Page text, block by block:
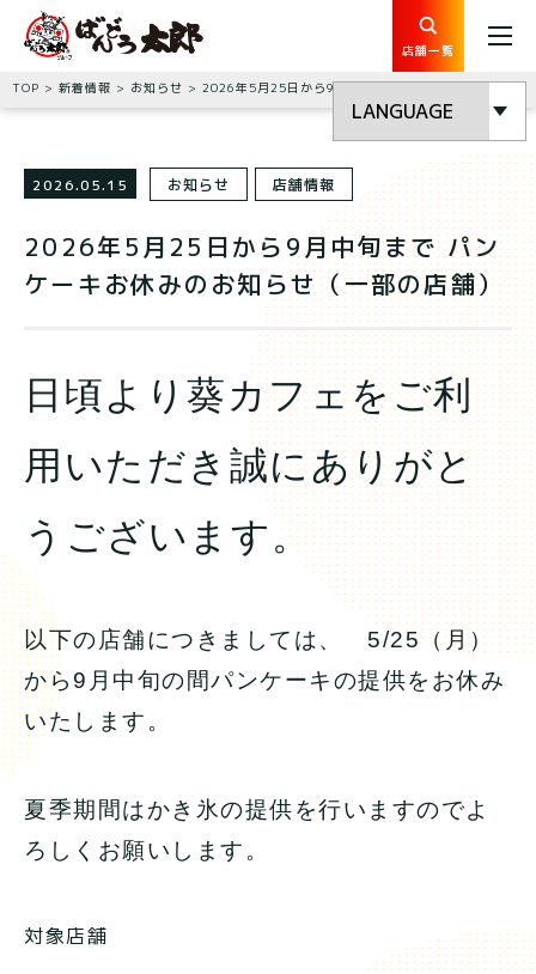
店舗一覧
TOP 新着情報 お知らせ 2026年5月25日から9月中旬まで パンケーキお休みのお知らせ（一部の店舗）
2026.05.15 お知らせ 店舗情報
2026年5月25日から9月中旬まで パン
ケーキお休みのお知らせ（一部の店舗）
日頃より葵カフェをご利
用いただき誠にありがと
うございます。
以下の店舗につきましては、 5/25（月）
から9月中旬の間パンケーキの提供をお休み
いたします。
夏季期間はかき氷の提供を行いますのでよ
ろしくお願いします。
対象店舗